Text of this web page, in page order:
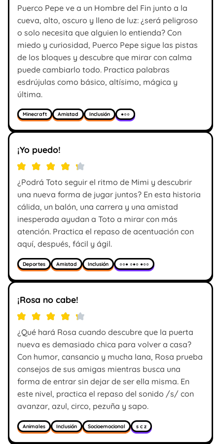
Puerco Pepe ve a un Hombre del Fin junto a la
cueva, alto, oscuro y lleno de luz: ¿será peligroso
o solo necesita que alguien lo entienda? Con
miedo y curiosidad, Puerco Pepe sigue las pistas
de los bloques y descubre que mirar con calma
puede cambiarlo todo. Practica palabras
esdrújulas como básico, altísimo, mágica y
última.
Minecraft Amistad Inclusión ●○○
¡Yo puedo!
¿Podrá Toto seguir el ritmo de Mimi y descubrir
una nueva forma de jugar juntos? En esta historia
cálida, un balón, una carrera y una amistad
inesperada ayudan a Toto a mirar con más
atención. Practica el repaso de acentuación con
aquí, después, fácil y ágil.
Deportes Amistad Inclusión ○○● ○●○ ●○○
¡Rosa no cabe!
¿Qué hará Rosa cuando descubre que la puerta
nueva es demasiado chica para volver a casa?
Con humor, cansancio y mucha lana, Rosa prueba
consejos de sus amigas mientras busca una
forma de entrar sin dejar de ser ella misma. En
este nivel, practica el repaso del sonido /s/ con
avanzar, azul, circo, pezuña y sapo.
Animales Inclusión Socioemocional s c z